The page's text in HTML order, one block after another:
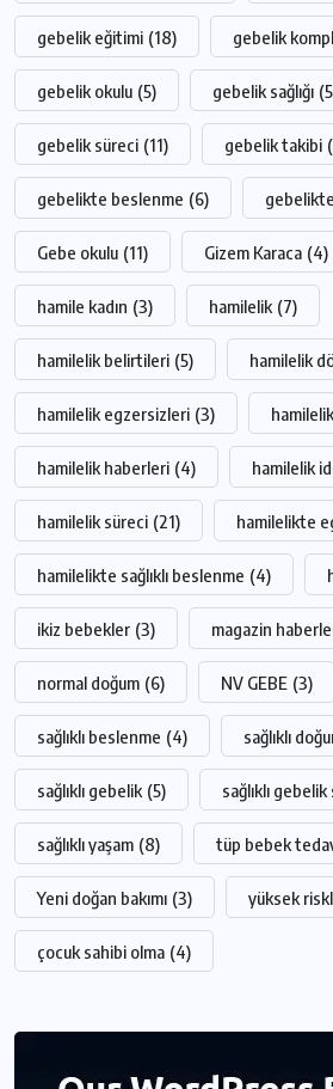
gebelik eğitimi (18) gebelik
gebelik okulu (5) gebelik sağlığı
gebelik süreci (11) gebelik takibi
gebelikte beslenme (6)
Gebe okulu (11) Gizem Karaca (4)
hamile kadın (3) hamilelik (7)
hamilelik belirtileri (5) hamilelik
hamilelik egzersizleri (3)
hamilelik haberleri (4) hamilelik
hamilelik süreci (21) hamilelikte
hamilelikte sağlıklı beslenme (4)
ikiz bebekler (3) magazin
normal doğum (6) NV GEBE (3)
sağlıklı beslenme (4) sağlıklı
sağlıklı gebelik (5) sağlıklı
sağlıklı yaşam (8) tüp bebek
Yeni doğan bakımı (3) yüksek
çocuk sahibi olma (4)